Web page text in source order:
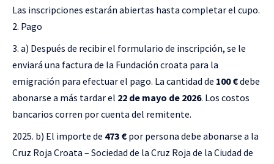
Las inscripciones estarán abiertas hasta completar el cupo.
Pago
a) Después de recibir el formulario de inscripción, se le
enviará una factura de la Fundación croata para la
emigración para efectuar el pago. La cantidad de 100 €debe
abonarse a más tardar el 22 de mayo de 2026. Los costos
bancarios corren por cuenta del remitente.
b) El importe de 473 € por persona debe abonarse a la
Cruz Roja Croata – Sociedad de la Cruz Roja de la Ciudad de